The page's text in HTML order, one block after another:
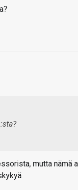
mutta nämä